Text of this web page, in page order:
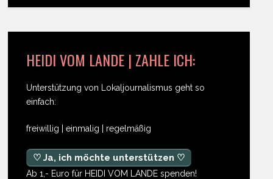
HEIDI VOM LANDE | ZAHLE ICH:
Unterstützung von Lokaljournalismus geht so
einfach:
freiwillig | einmalig | regelmäßig
♡ Ja, ich möchte unterstützen ♡
Ab 1,- Euro für HEIDI VOM LANDE spenden!